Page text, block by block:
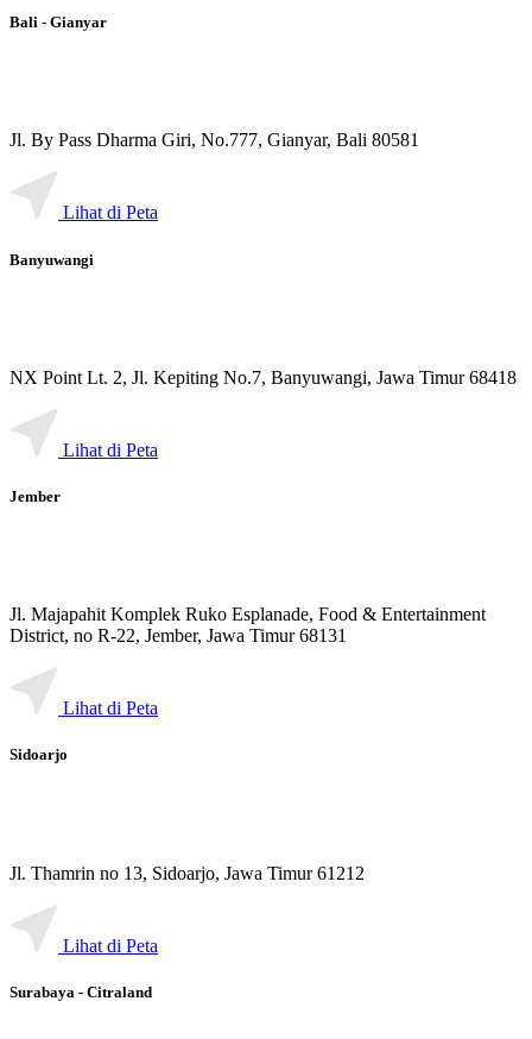
Bali - Gianyar
Jl. By Pass Dharma Giri, No.777, Gianyar, Bali 80581
Lihat di Peta
Banyuwangi
NX Point Lt. 2, Jl. Kepiting No.7, Banyuwangi, Jawa Timur 68418
Lihat di Peta
Jember
Jl. Majapahit Komplek Ruko Esplanade, Food & Entertainment
District, no R-22, Jember, Jawa Timur 68131
Lihat di Peta
Sidoarjo
Jl. Thamrin no 13, Sidoarjo, Jawa Timur 61212
Lihat di Peta
Surabaya - Citraland